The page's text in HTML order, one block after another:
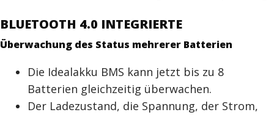
BLUETOOTH 4.0 INTEGRIERTE
Überwachung des Status mehrerer Batterien
Die Idealakku BMS kann jetzt bis zu 8
Batterien gleichzeitig überwachen.
Der Ladezustand, die Spannung, der Strom,